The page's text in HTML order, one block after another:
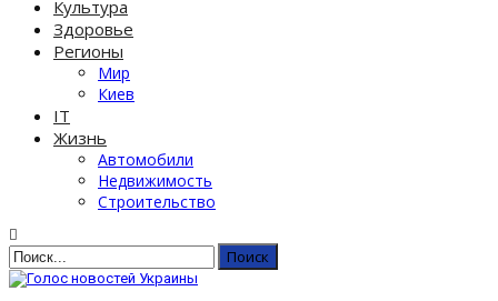
Культура
Здоровье
Регионы
Мир
Киев
IT
Жизнь
Автомобили
Недвижимость
Строительство